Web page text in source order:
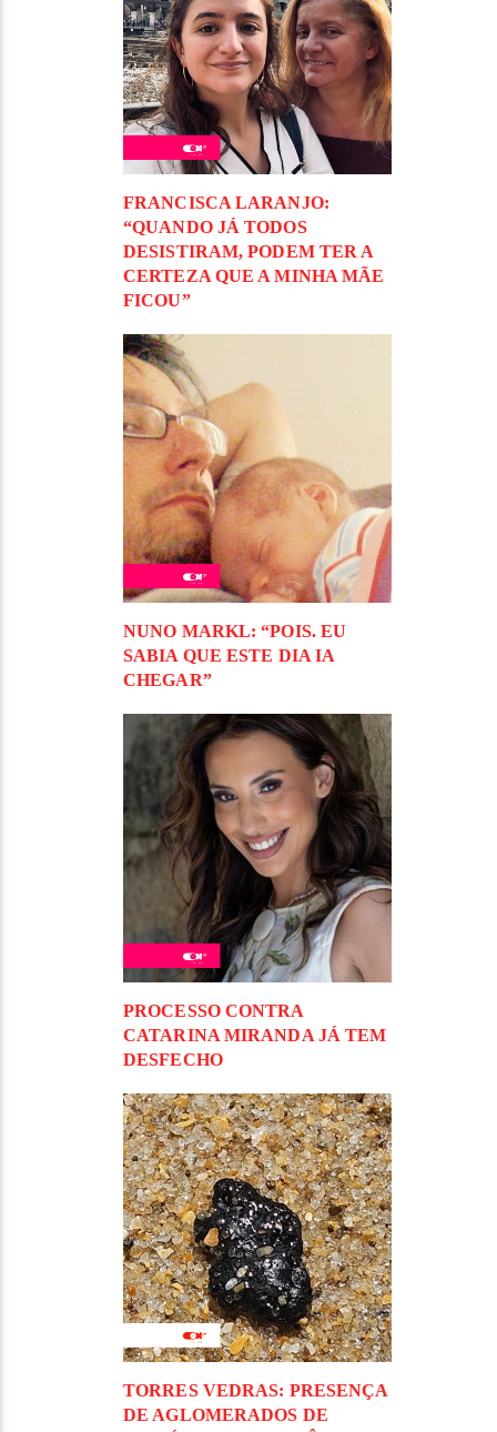
FRANCISCA LARANJO:
“QUANDO JÁ TODOS
DESISTIRAM, PODEM TER A
CERTEZA QUE A MINHA MÃE
FICOU”
NUNO MARKL: “POIS. EU
SABIA QUE ESTE DIA IA
CHEGAR”
PROCESSO CONTRA
CATARINA MIRANDA JÁ TEM
DESFECHO
TORRES VEDRAS: PRESENÇA
DE AGLOMERADOS DE